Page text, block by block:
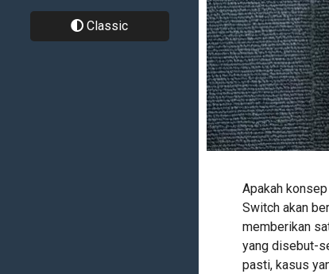
Classic
Apakah
Switch akan
memberikan
yang disebut-
pasti, kasus